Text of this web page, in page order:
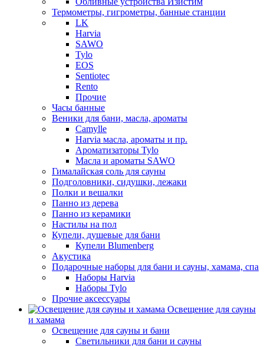
Термометры, гигрометры, банные станции
LK
Harvia
SAWO
Tylo
EOS
Sentiotec
Rento
Прочие
Часы банные
Веники для бани, масла, ароматы
Camylle
Harvia масла, ароматы и пр.
Ароматизаторы Tylo
Масла и ароматы SAWO
Гималайская соль для сауны
Подголовники, сидушки, лежаки
Полки и вешалки
Панно из дерева
Панно из керамики
Настилы на пол
Купели, душевые для бани
Купели Blumenberg
Акустика
Подарочные наборы для бани и сауны, хамама, спа
Наборы Harvia
Наборы Tylo
Прочие аксессуары
Освещение для сауны
и хамама
Освещение для сауны и бани
Светильники для бани и сауны